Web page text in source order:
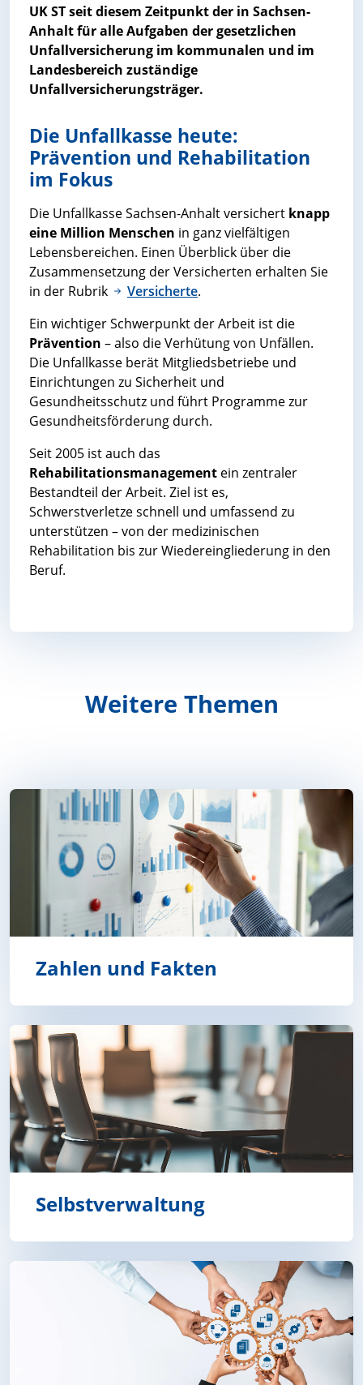
UK ST seit diesem Zeitpunkt der in Sachsen-
Anhalt für alle Aufgaben der gesetzlichen
Unfallversicherung im kommunalen und im
Landesbereich zuständige
Unfallversicherungsträger.
Die Unfallkasse heute:
Prävention und Rehabilitation
im Fokus
Die Unfallkasse Sachsen-Anhalt versichert knapp
eine Million Menschen in ganz vielfältigen
Lebensbereichen. Einen Überblick über die
Zusammensetzung der Versicherten erhalten Sie
in der Rubrik
Versicherte.
Ein wichtiger Schwerpunkt der Arbeit ist die
Prävention – also die Verhütung von Unfällen.
Die Unfallkasse berät Mitgliedsbetriebe und
Einrichtungen zu Sicherheit und
Gesundheitsschutz und führt Programme zur
Gesundheitsförderung durch.
Seit 2005 ist auch das
Rehabilitationsmanagement ein zentraler
Bestandteil der Arbeit. Ziel ist es,
Schwerstverletze schnell und umfassend zu
unterstützen – von der medizinischen
Rehabilitation bis zur Wiedereingliederung in den
Beruf.
Weitere Themen
Zahlen und Fakten
Selbstverwaltung